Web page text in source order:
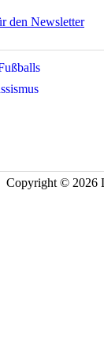
den Newsletter
Copyright © 2026